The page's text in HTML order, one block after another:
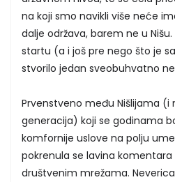
na koji smo navikli više neće
dalje održava, barem ne u
startu (a i još pre nego što je
stvorilo jedan sveobuhvatno
Prvenstveno među Nišlijama (i
generacija) koji se godinama
komfornije uslove na polju
pokrenula se lavina komentara
društvenim mrežama.